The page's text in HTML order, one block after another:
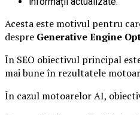
Acesta este motivul pentru
despre Generative Engine
În SEO obiectivul principal
mai bune în rezultatele
În cazul motoarelor AI,